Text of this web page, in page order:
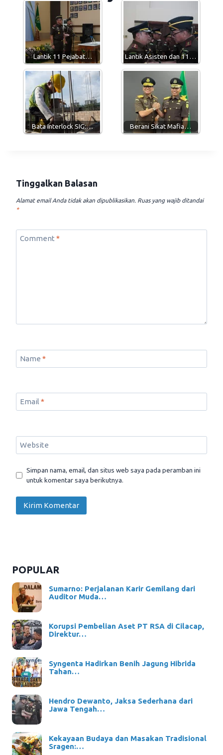
s
A
p
p
r
a
m
b
o
o
k
Lantik 11 Pejabat… Lantik Asisten dan 11…
Bata Interlock SIG:… Berani Sikat Mafia…
Tinggalkan Balasan
Alamat email Anda tidak akan dipublikasikan. Ruas yang wajib ditandai
*
Comment*
Name *
Email*
Website
Simpan nama, email, dan situs web saya pada peramban ini
untuk komentar saya berikutnya.
POPULAR
Sumarno: Perjalanan Karir Gemilang dari
Auditor Muda…
Korupsi Pembelian Aset PT RSA di Cilacap,
Direktur…
Syngenta Hadirkan Benih Jagung Hibrida
Tahan…
Hendro Dewanto, Jaksa Sederhana dari
Jawa Tengah…
Kekayaan Budaya dan Masakan Tradisional
Sragen:…